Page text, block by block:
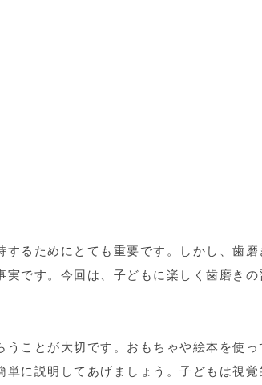
るためにとても重要です。しかし、歯磨
です。今回は、子どもに楽しく歯磨きの
ことが大切です。おもちゃや絵本を使っ
に説明してあげましょう。子どもは視覚